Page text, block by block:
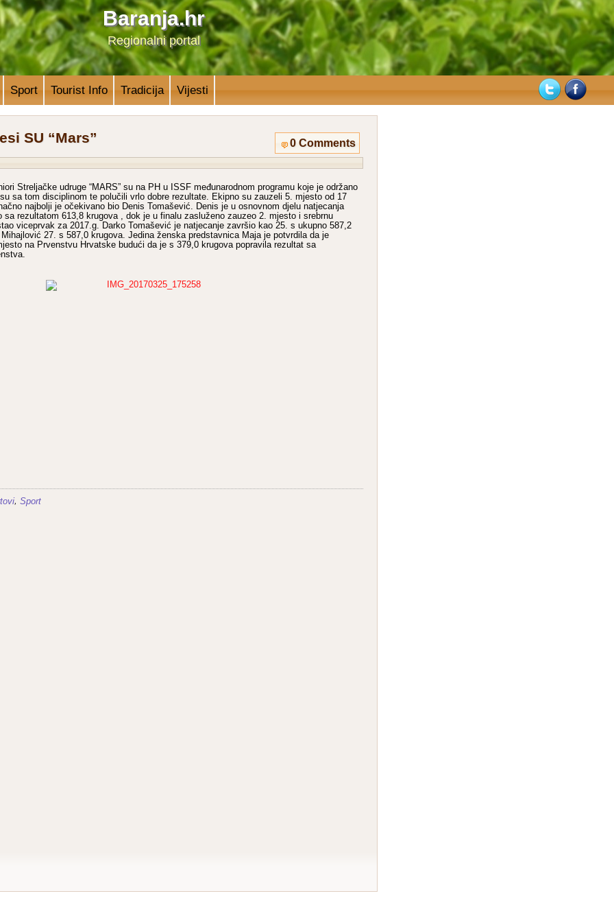
Baranja.hr
Regionalni portal
Sport Tourist Info Tradicija Vijesti
0 Comments
SU “Mars”
Streljačke udruge “MARS” su na PH u ISSF međunarodnom programu koje je održano
sa tom disciplinom te polučili vrlo dobre rezultate. Ekipno su zauzeli 5. mjesto od 17
najbolji je očekivano bio Denis Tomašević. Denis je u osnovnom djelu natjecanja
sa rezultatom 613,8 krugova , dok je u finalu zasluženo zauzeo 2. mjesto i srebrnu
viceprvak za 2017.g. Darko Tomašević je natjecanje završio kao 25. s ukupno 587,2
27. s 587,0 krugova. Jedina ženska predstavnica Maja je potvrdila da je
na Prvenstvu Hrvatske budući da je s 379,0 krugova popravila rezultat sa
, Sport